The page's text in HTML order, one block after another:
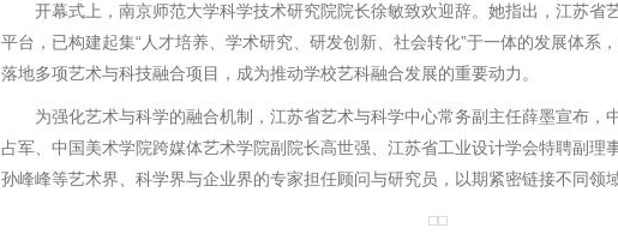
开幕式上，南京师范大学科学技术研究院院长徐敏致欢迎辞。她指出，江苏省
平台，已构建起集“人才培养、学术研究、研发创新、社会转化”于一体的发展体系
落地多项艺术与科技融合项目，成为推动学校艺科融合发展的重要动力。
为强化艺术与科学的融合机制，江苏省艺术与科学中心常务副主任薛墨宣布，
占军、中国美术学院跨媒体艺术学院副院长高世强、江苏省工业设计学会特聘副理
孙峰峰等艺术界、科学界与企业界的专家担任顾问与研究员，以期紧密链接不同领